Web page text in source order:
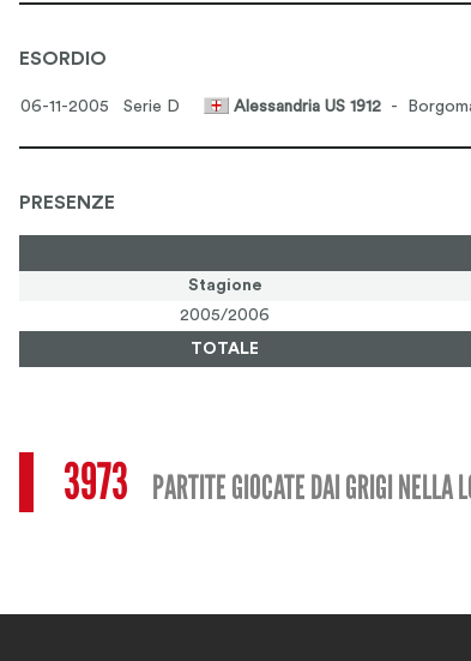
ESORDIO
06-11-2005 Serie D Alessandria US 1912 -
PRESENZE
Stagione
2005/2006
TOTALE
3973 PARTITE GIOCATE DAI GRIGI NELLA